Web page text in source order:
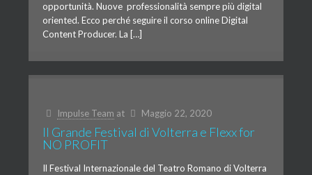
opportunità. Nuove professionalità sempre più digital
oriented. Ecco perché seguire il corso online Digital
Content Producer. La […]
Impulse Team at Maggio 22, 2020
Il Grande Festival di Volterra e Flexx for
NO PROFIT
Il Festival Internazionale del Teatro Romano di Volterra